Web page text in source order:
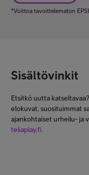
*Voittoa tavoittelematon
Sisältövinkit
Etsitkö uutta
elokuvat, suosituimmat
ajankohtaiset urheilu- ja
teliaplay.fi.